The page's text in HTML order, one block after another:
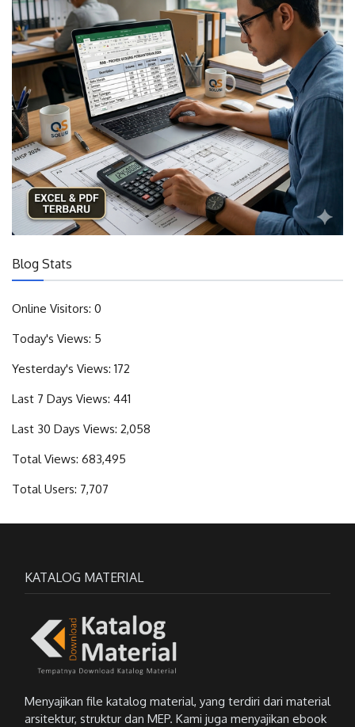
Blog Stats
Online Visitors: 0
Today's Views: 5
Yesterday's Views: 172
Last 7 Days Views: 441
Last 30 Days Views: 2,058
Total Views: 683,495
Total Users: 7,707
KATALOG MATERIAL
Menyajikan file katalog material, yang terdiri dari material
arsitektur, struktur dan MEP. Kami juga menyajikan ebook